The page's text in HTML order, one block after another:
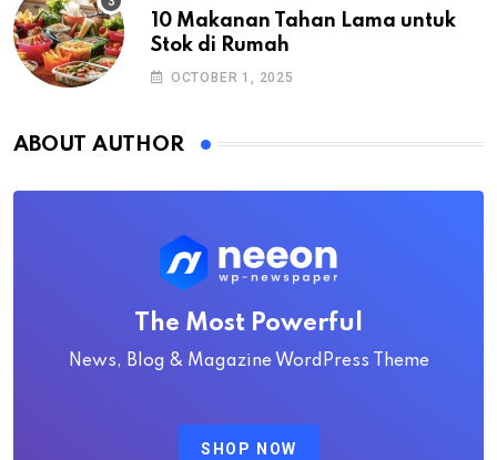
10 Makanan Tahan Lama untuk
Stok di Rumah
OCTOBER 1, 2025
ABOUT AUTHOR
The Most Powerful
News, Blog & Magazine WordPress Theme
SHOP NOW